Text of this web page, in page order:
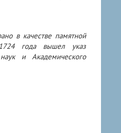
в качестве памятной
года вышел указ
и Академического